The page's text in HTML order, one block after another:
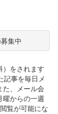
集中
）をされます
記事を毎日メ
た、メール会
曜からの一週
覧が可能にな